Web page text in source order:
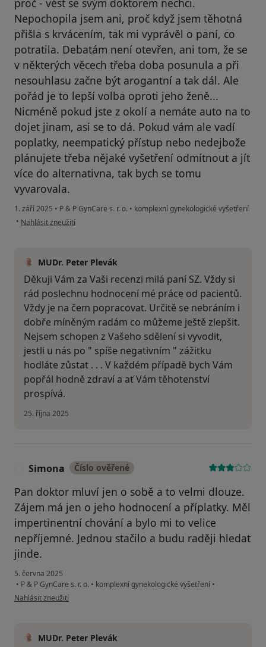
Nepochopila jsem ani, proč když jsem těhotná
přišla s krvácením, tak mi vyprávěl o paní, co
potratila. Debatám není otevřen, ani tom, že se
v některých věcech třeba doba posunula a při
nesouhlasu začne být arogantní a tak dál. Ale
pořád je to lepší volba oproti jeho ženě...
Nicméně pokud jste z okolí a nemáte auto na to
dojet jinam, asi se to dá. Pokud vám ale vadí
poplatky, neempatický přístup nebo nedejbože
plánujete třeba nějaké vyšetření odmítnout a jít
více do alternativna, tak bych se tomu
vyvarovala.
1. září 2025 • P & P GynCare s. r. o. • komplexní gynekologické vyšetření
• podle názoru uživatele S Z
Nahlásit zneužití
MUDr. Peter Plevák
Děkuji Vám za Vaši recenzi milá paní SZ. Vždy si
rád poslechnu hodnocení mé práce od pacientů.
Vždy je na čem popracovat. Určitě se nebráním i
dobře míněným radám co můžeme ještě zlepšit.
Nejsem schopen z Vašeho sdělení si vyvodit,
jestli u nás po " spíše negativním " zážitku
hodláte zůstat . . . V každém případě bych Vám
popřál hodně zdraví a ať Vám těhotenství
prospívá.
25. října 2025
Simona Číslo ověřené
Pan doktor mluví jen o sobě a to velmi dlouze.
Zájem má jen o jeho hodnocení a příplatky. Měl
impertinentní chování a bylo mi to velice
nepříjemné. Jednou stačilo a budu raději hledat
jinde.
5. června 2025
• P & P GynCare s. r. o. • komplexní gynekologické vyšetření •
podle názoru uživatele Simona
Nahlásit zneužití
MUDr. Peter Plevák